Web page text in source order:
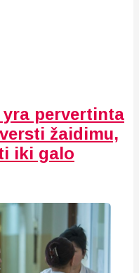
pervertinta
žaidimu,
iki galo